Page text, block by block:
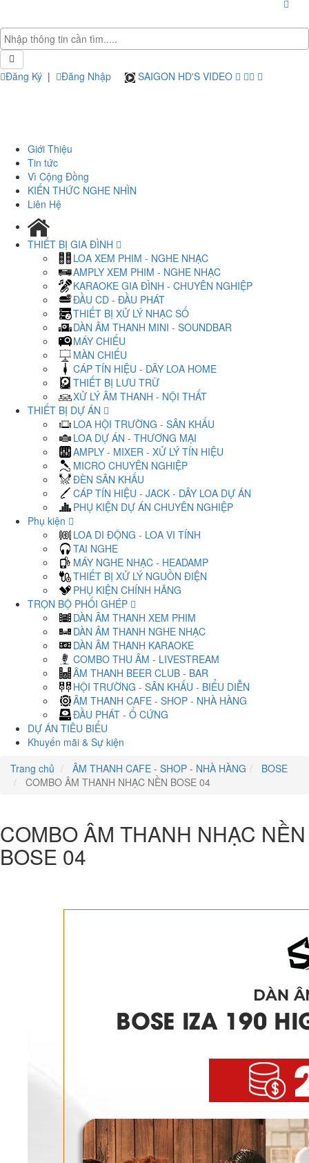
Đăng Ký | Đăng Nhập SAIGON HD'S VIDEO
Giới Thiệu
Tin tức
Vì Cộng Đồng
KIẾN THỨC NGHE NHÌN
Liên Hệ
THIẾT BỊ GIA ĐÌNH
LOA XEM PHIM - NGHE NHẠC
AMPLY XEM PHIM - NGHE NHẠC
KARAOKE GIA ĐÌNH - CHUYÊN NGHIỆP
ĐẦU CD - ĐẦU PHÁT
THIẾT BỊ XỬ LÝ NHẠC SỐ
DÀN ÂM THANH MINI - SOUNDBAR
MÁY CHIẾU
MÀN CHIẾU
CÁP TÍN HIỆU - DÂY LOA HOME
THIẾT BỊ LƯU TRỮ
XỬ LÝ ÂM THANH - NỘI THẤT
THIẾT BỊ DỰ ÁN
LOA HỘI TRƯỜNG - SÂN KHẤU
LOA DỰ ÁN - THƯƠNG MẠI
AMPLY - MIXER - XỬ LÝ TÍN HIỆU
MICRO CHUYÊN NGHIỆP
ĐÈN SÂN KHẤU
CÁP TÍN HIỆU - JACK - DÂY LOA DỰ ÁN
PHỤ KIỆN DỰ ÁN CHUYÊN NGHIỆP
Phụ kiện
LOA DI ĐỘNG - LOA VI TÍNH
TAI NGHE
MÁY NGHE NHẠC - HEADAMP
THIẾT BỊ XỬ LÝ NGUỒN ĐIỆN
PHỤ KIỆN CHÍNH HÃNG
TRỌN BỘ PHỐI GHÉP
DÀN ÂM THANH XEM PHIM
DÀN ÂM THANH NGHE NHẠC
DÀN ÂM THANH KARAOKE
COMBO THU ÂM - LIVESTREAM
ÂM THANH BEER CLUB - BAR
HỘI TRƯỜNG - SÂN KHẤU - BIỂU DIỄN
ÂM THANH CAFE - SHOP - NHÀ HÀNG
ĐẦU PHÁT - Ổ CỨNG
DỰ ÁN TIÊU BIỂU
Khuyến mãi & Sự kiện
Trang chủ
ÂM THANH CAFE - SHOP - NHÀ HÀNG
BOSE
COMBO ÂM THANH NHẠC NỀN BOSE 04
COMBO ÂM THANH NHẠC NỀN
BOSE 04